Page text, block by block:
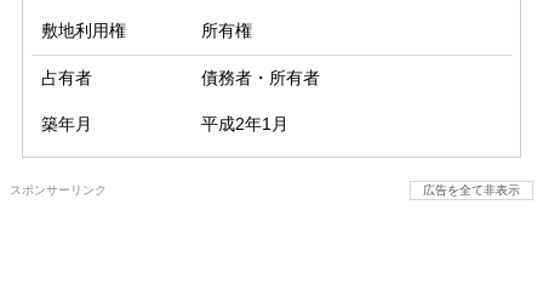
敷地利用権 所有権
占有者 債務者・所有者
築年月 平成2年1月
スポンサーリンク 広告を全て非表示